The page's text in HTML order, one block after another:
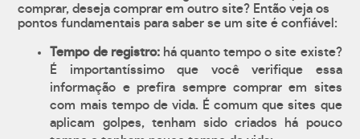
comprar, deseja comprar em outro site? Então veja os
pontos fundamentais para saber se um site é confiável:
Tempo de registro:há quanto tempo o site existe?
É importantíssimo que você verifique essa
informação e prefira sempre comprar em sites
com mais tempo de vida. É comum que sites que
aplicam golpes, tenham sido criados há pouco